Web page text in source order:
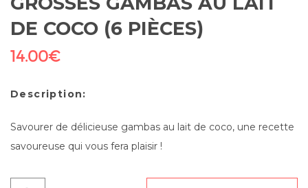
DE COCO (6 PIÈCES)
14.00€
Description:
Savourer de délicieuse gambas au lait de coco, une recette
savoureuse qui vous fera plaisir !